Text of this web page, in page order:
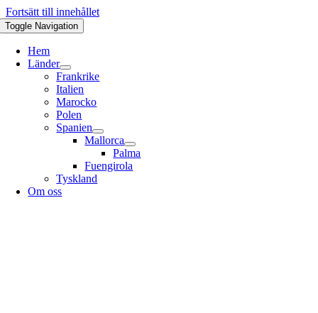
Fortsätt till innehållet
Toggle Navigation
Hem
Länder
Frankrike
Italien
Marocko
Polen
Spanien
Mallorca
Palma
Fuengirola
Tyskland
Om oss